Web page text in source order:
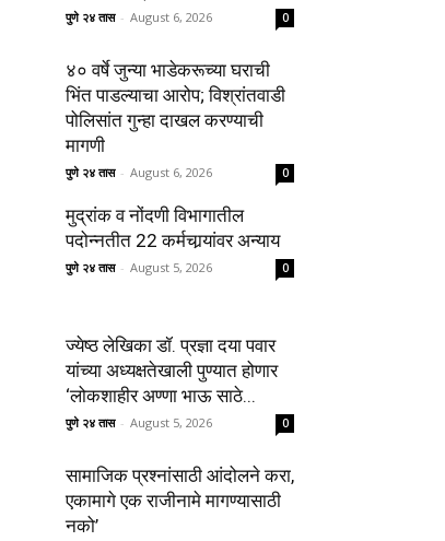
पुणे २४ तास - August 6, 2026 0
४० वर्षे जुन्या भाडेकरूच्या घराची
भिंत पाडल्याचा आरोप; विश्रांतवाडी
पोलिसांत गुन्हा दाखल करण्याची
मागणी
पुणे २४ तास - August 6, 2026 0
मुद्रांक व नोंदणी विभागातील
पदोन्नतीत 22 कर्मचार्‍यांवर अन्याय
पुणे २४ तास - August 5, 2026 0
ज्येष्ठ लेखिका डॉ. प्रज्ञा दया पवार
यांच्या अध्यक्षतेखाली पुण्यात होणार
‘लोकशाहीर अण्णा भाऊ साठे...
पुणे २४ तास - August 5, 2026 0
सामाजिक प्रश्नांसाठी आंदोलने करा,
एकामागे एक राजीनामे मागण्यासाठी
नको’